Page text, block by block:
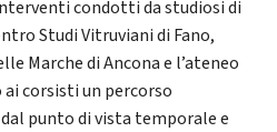
condotti da studiosi di
Studi Vitruviani di Fano,
Marche di Ancona e l’ateneo
corsisti un percorso
punto di vista temporale e